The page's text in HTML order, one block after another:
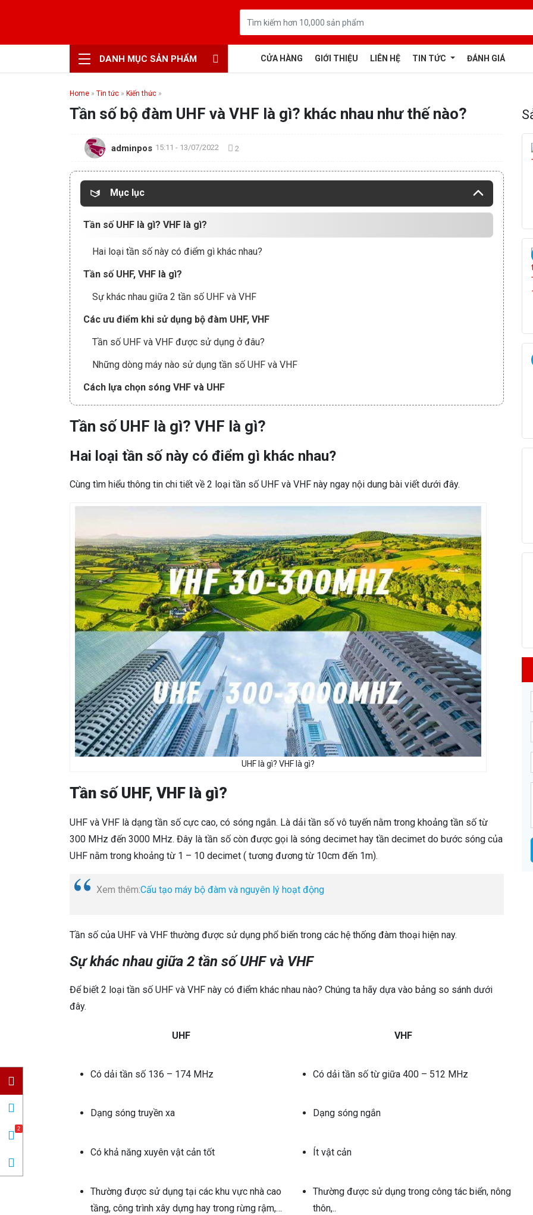
DANH MỤC SẢN PHẨM CỬA HÀNG GIỚI THIỆU LIÊN HỆ TIN TỨC ĐÁNH GIÁ
Home » Tin tức » Kiến thức »
Tần số bộ đàm UHF và VHF là gì? khác nhau như thế nào?
adminpos 15:11 - 13/07/2022 2
Mục lục
Tần số UHF là gì? VHF là gì?
Hai loại tần số này có điểm gì khác nhau?
Tần số UHF, VHF là gì?
Sự khác nhau giữa 2 tần số UHF và VHF
Các ưu điểm khi sử dụng bộ đàm UHF, VHF
Tần số UHF và VHF được sử dụng ở đâu?
Những dòng máy nào sử dụng tần số UHF và VHF
Cách lựa chọn sóng VHF và UHF
Tần số UHF là gì? VHF là gì?
Hai loại tần số này có điểm gì khác nhau?
Cùng tìm hiểu thông tin chi tiết về 2 loại tần số UHF và VHF này ngay nội dung bài viết dưới đây.
UHF là gì? VHF là gì?
Tần số UHF, VHF là gì?
UHF và VHF là dạng tần số cực cao, có sóng ngắn. Là dải tần số vô tuyến nằm trong khoảng tần số từ
300 MHz đến 3000 MHz. Đây là tần số còn được gọi là sóng decimet hay tần decimet do bước sóng của
UHF nằm trong khoảng từ 1 – 10 decimet ( tương đương từ 10cm đến 1m).
Xem thêm:Cấu tạo máy bộ đàm và nguyên lý hoạt động
Tần số của UHF và VHF thường được sử dụng phổ biến trong các hệ thống đàm thoại hiện nay.
Sự khác nhau giữa 2 tần số UHF và VHF
Để biết 2 loại tần số UHF và VHF này có điểm khác nhau nào? Chúng ta hãy dựa vào bảng so sánh dưới
đây.
UHF VHF
Có dải tần số 136 – 174 MHz Có dải tần số từ giữa 400 – 512 MHz
Dạng sóng truyền xa Dạng sóng ngắn
Có khả năng xuyên vật cản tốt Ít vật cản
Thường được sử dụng tại các khu vực nhà cao
tầng, công trình xây dựng hay trong rừng rậm,…
Thường được sử dụng trong công tác biển, nông
thôn,..
2